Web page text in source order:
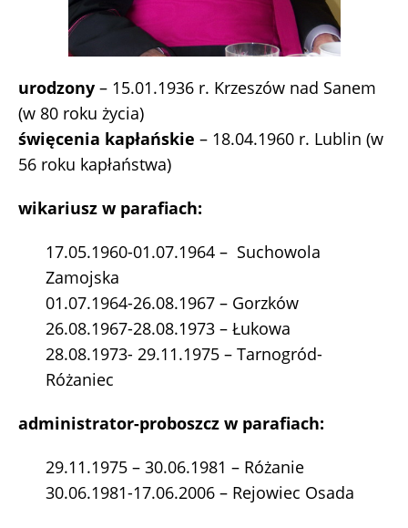
urodzony – 15.01.1936 r. Krzeszów nad Sanem
(w 80 roku życia)
święcenia kapłańskie – 18.04.1960 r. Lublin (w
56 roku kapłaństwa)
wikariusz w parafiach:
17.05.1960-01.07.1964 – Suchowola
Zamojska
01.07.1964-26.08.1967 – Gorzków
26.08.1967-28.08.1973 – Łukowa
28.08.1973- 29.11.1975 – Tarnogród-
Różaniec
administrator-proboszcz w parafiach:
29.11.1975 – 30.06.1981 – Różanie
30.06.1981-17.06.2006 – Rejowiec Osada